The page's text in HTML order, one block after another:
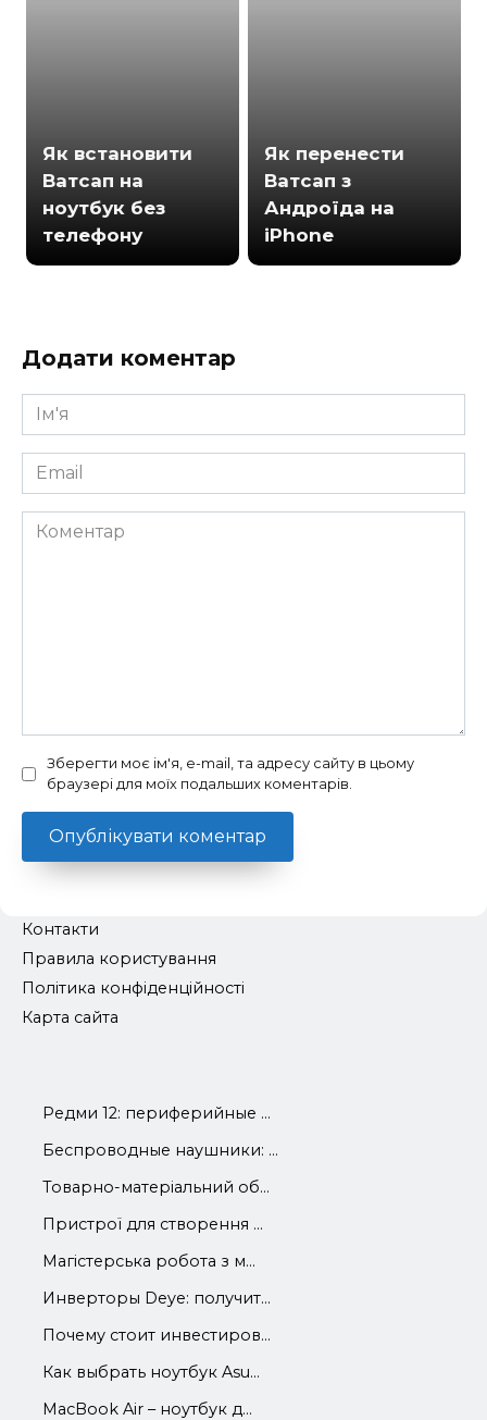
Як встановити
Ватсап на
ноутбук без
телефону
Як перенести
Ватсап з
Андроїда на
iPhone
Додати коментар
Ім'я
*
Email
*
Коментар
Зберегти моє ім'я, e-mail, та адресу сайту в цьому
браузері для моїх подальших коментарів.
Контакти
Правила користування
Політика конфіденційності
Карта сайта
Редми 12: периферийные ...
Беспроводные наушники: ...
Товарно-матеріальний об...
Пристрої для створення ...
Магістерська робота з м...
Инверторы Deye: получит...
Почему стоит инвестиров...
Как выбрать ноутбук Asu...
MacBook Air – ноутбук д...